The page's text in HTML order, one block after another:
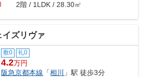
2階 / 1LDK / 28.30㎡
イズリヴァ
敷0 礼0
4.2万円
阪急京都本線 「相川 」駅 徒歩3分